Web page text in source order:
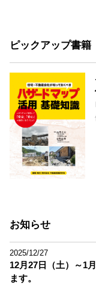
ピックアップ書籍
お知らせ
2025/12/27
12月27日（土）～1
ます。